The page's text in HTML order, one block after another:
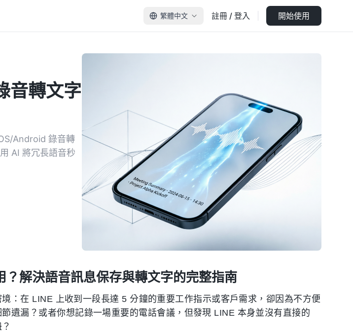
繁體中文 註冊 / 登入 開始使用
音轉文字
Android 錄音轉
AI 將冗長語音秒
？解決語音訊息保存與轉文字的完整指南
：在 LINE 上收到一段長達 5 分鐘的重要工作指示或客戶需求，卻因為不方便
遺漏？或者你想記錄一場重要的電話會議，但發現 LINE 本身並沒有直接的